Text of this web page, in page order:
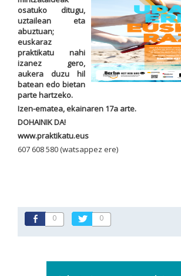
osatuko ditugu,
uztailean eta
abuztuan;
euskaraz
praktikatu nahi
izanez gero,
aukera duzu hil
batean edo bietan
parte hartzeko.
Izen-ematea, ekainaren 17a arte.
DOHAINIK DA!
www.praktikatu.eus
607 608 580 (watsappez ere)
0 0